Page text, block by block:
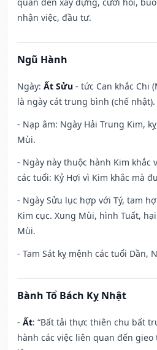
nhận việc, đầu tư.
Ngũ Hành
Ngày: Ất Sửu - tức Can khắc Chi
là ngày cát trung bình (chế nhật).
- Nạp âm: Ngày Hải Trung Kim,
Mùi.
- Ngày này thuộc hành Kim khắc
các tuổi: Kỷ Hợi vì Kim khắc mà
- Ngày Sửu lục hợp với Tý, tam
Kim cục. Xung Mùi, hình Tuất,
Mùi.
- Tam Sát kỵ mệnh các tuổi Dần,
Bành Tổ Bách Kỵ Nhật
- Ất: “Bất tải thực thiên chu bất
hành các việc liên quan đến